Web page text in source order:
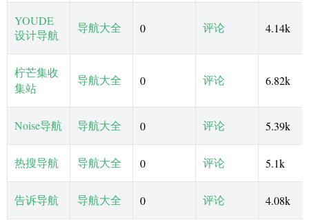
YOUDE
设计导航
导航大全 0 评论 4.14k
柠芒集收
集站
导航大全 0 评论 6.82k
Noise导航 导航大全 0 评论 5.39k
热搜导航 导航大全 0 评论 5.1k
告诉导航 导航大全 0 评论 4.08k